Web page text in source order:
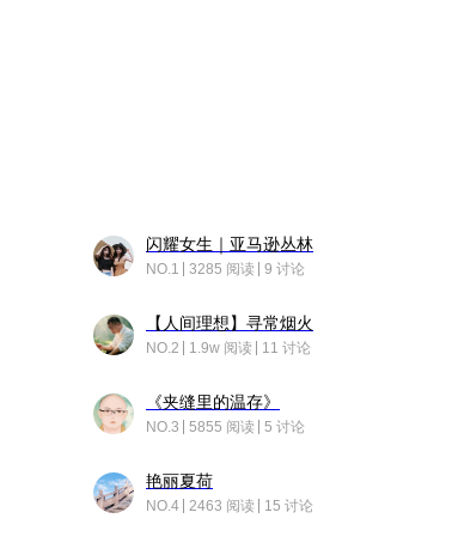
闪耀女生｜亚马逊丛林
NO.1 3285 阅读 9 讨论
【人间理想】寻常烟火
NO.2 1.9w 阅读 11 讨论
《夹缝里的温存》
NO.3 5855 阅读 5 讨论
艳丽夏荷
NO.4 2463 阅读 15 讨论